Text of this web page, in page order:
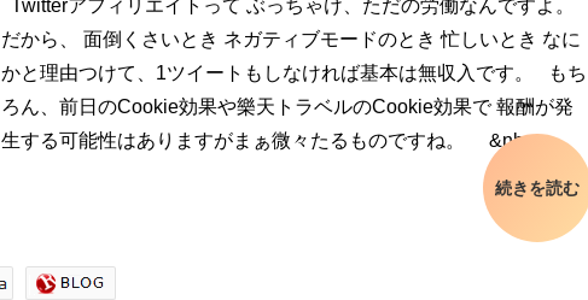
Twitterアフィリエイトって ぶっちゃけ、ただの労働なんですよ。
だから、 面倒くさいとき ネガティブモードのとき 忙しいとき なに
かと理由つけて、1ツイートもしなければ基本は無収入です。 もち
ろん、前日のCookie効果や樂天トラベルのCookie効果で 報酬が発
生する可能性はありますがまぁ微々たるものですね。 &nbsp…
続きを読む